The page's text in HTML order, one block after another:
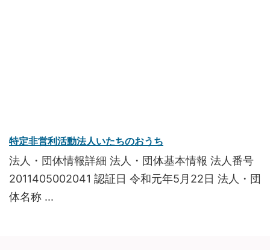
特定非営利活動法人いたちのおうち
法人・団体情報詳細 法人・団体基本情報 法人番号
2011405002041 認証日 令和元年5月22日 法人・団
体名称 ...